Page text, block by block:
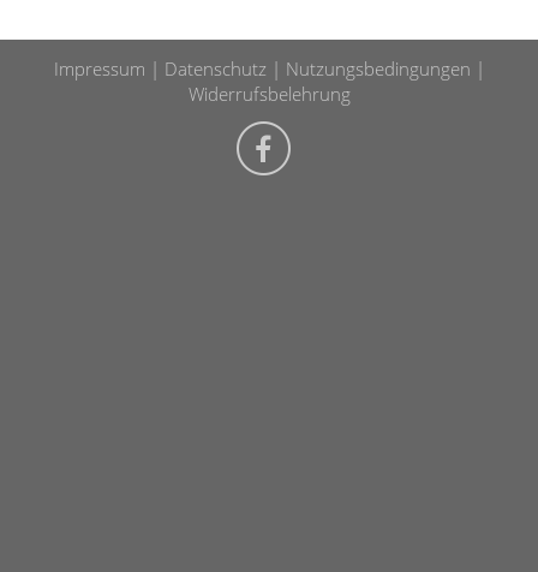
Impressum Datenschutz
Nutzungsbedingungen
Widerrufsbelehrung